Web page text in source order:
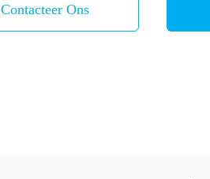
Contacteer Ons